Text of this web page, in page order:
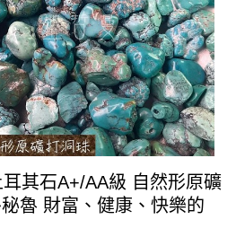
其石A+/AA級 自然形原礦
魯 財富、健康、快樂的